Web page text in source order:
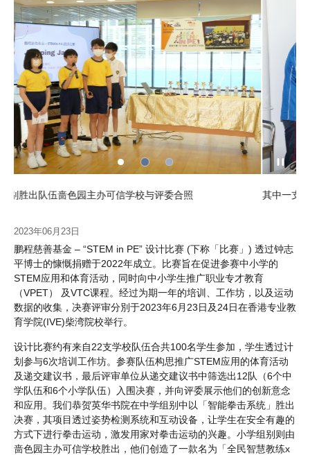
评委合照 其中一支决赛队伍正向评委演示其项目。
2023年06月23日
鹏程慈善基金 – “STEM in PE” 设计比赛 (下称「比赛」) 透过钟志
平博士的慷慨捐赠于2022年成立。比赛旨在促进参赛中小学的
STEM应用和体育活动，同时向中小学生推广职业专才教育
（VPET） 及VTC课程。经过为期一年的培训、工作坊，以及运动
数据的收集，决赛评审分別于2023年6月23日及24日在香港专业教
育学院(IVE)柴湾院校举行。
设计比赛约有来自22支学校队伍合共100名学生参加，学生透过计
划参与6次培训工作坊。参赛队伍构思推广STEM应用的体育活动
及递交建议书，最后评审单位从递交建议书中筛选出12队（6个中
学队伍和6个小学队伍）入围决赛，并向评委展示他们的创新意念
和应用。我们恭贺英华书院在中学组别中以「智能拳击系统」胜出
决赛，其项目透过姿势检测系统和互动设备，让学生在安全有趣的
方式下进行拳击运动，激发用家对拳击运动的兴趣。小学组别则由
啬色园主办可信学校胜出，他们创造了一款名为「全民智慧教练x